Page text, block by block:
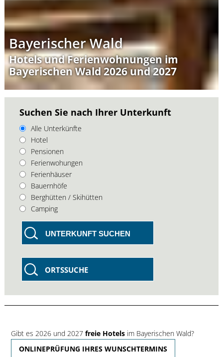
Bayerischer Wald
Hotels und Ferienwohnungen im
Bayerischen Wald 2026 und 2027
Suchen Sie nach Ihrer Unterkunft
Alle Unterkünfte
Hotel
Pensionen
Ferienwohungen
Ferienhäuser
Bauernhöfe
Berghütten / Skihütten
Camping
UNTERKUNFT SUCHEN
ORTSSUCHE
Gibt es 2026 und 2027 freie Hotels im Bayerischen Wald?
ONLINEPRÜFUNG IHRES WUNSCHTERMINS